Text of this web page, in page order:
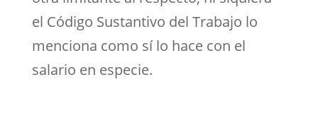
el Código Sustantivo del Trabajo lo
menciona como sí lo hace con el
salario en especie.